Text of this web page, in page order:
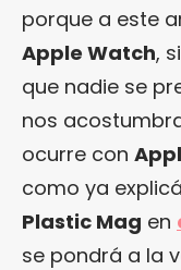
porque a este
Apple Watch,
que nadie se
nos
ocurre con
como ya
Plastic Mag en
se pondrá a la